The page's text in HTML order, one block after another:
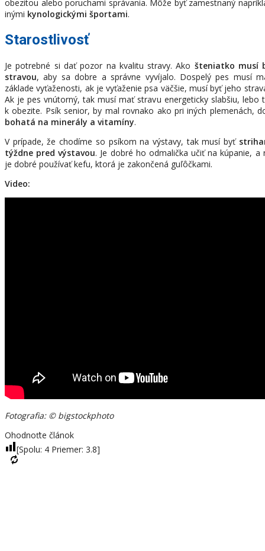
obezitou alebo poruchami správania. Môže byť zamestnaný
inými kynologickými športami.
Starostlivosť
Je potrebné si dať pozor na kvalitu stravy. Ako šteniatko musí
stravou, aby sa dobre a správne vyvíjalo. Dospelý pes musí
základe vyťaženosti, ak je vyťaženie psa väčšie, musí byť jeho
Ak je pes vnútorný, tak musí mať stravu energeticky slabšiu,
k obezite. Psík senior, by mal rovnako ako pri iných plemenách,
bohatá na minerály a vitamíny.
V prípade, že chodíme so psíkom na výstavy, tak musí byť
týždne pred výstavou. Je dobré ho odmalička učiť na kúpanie, a
je dobré používať kefu, ktorá je zakončená guľôčkami.
Video:
Fotografia: © bigstockphoto
Ohodnoťte článok
[Spolu: 4 Priemer: 3.8]